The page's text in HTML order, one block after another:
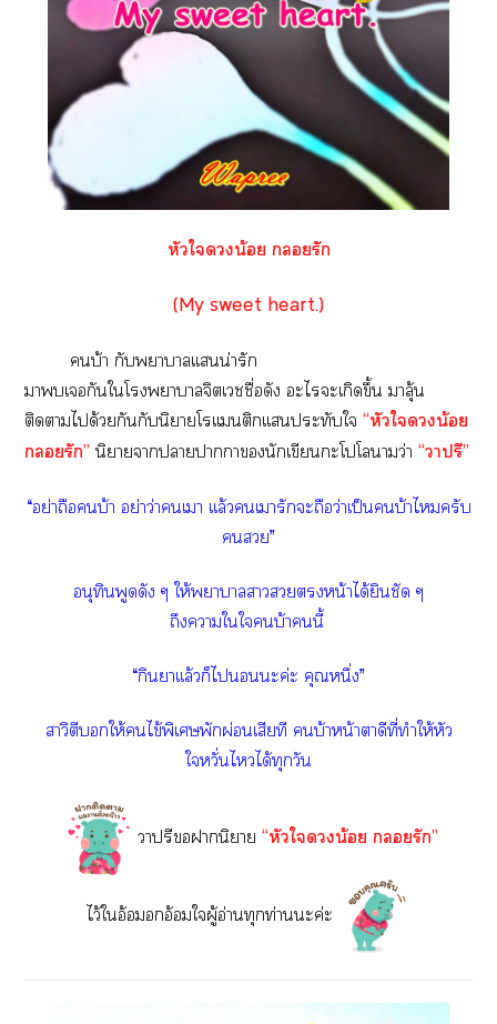
หัวใน้อย รัก
(My sweet heart.)
บ้า กับาาเเน่ารัก
าเกันใโาาจิตเชื่อดัง ะไะเกิดขึ้น าลุ้น
ติดาได้วยกันกับนิยายโเเติกเเประทับใ “หัวใน้อย
รัก” นิยายาาาานักเขียนะโโาว่า“าปรี”
“อย่าถือบ้า อย่าว่าเา เเล้วเารักะถือว่าเป็นบ้าไครับ
”
อนุทินพูดดัง ๆ ให้าาาหน้าได้ยินชัด ๆ
ถึงาใใบ้านี้
“กินาเเล้วก็ไะค่ะ คุณหนึ่ง”
สาวิตีบให้ไข้พิเศษพักผ่อนเสียที บ้าหน้าตาดีที่ทำให้หัว
ใหวั่นไได้ทุกวัน
าปรีานิยาย “หัวใน้อย รัก”
ไว้ใอ้อมอกอ้อมใผู้อ่านทุกท่านะค่ะ